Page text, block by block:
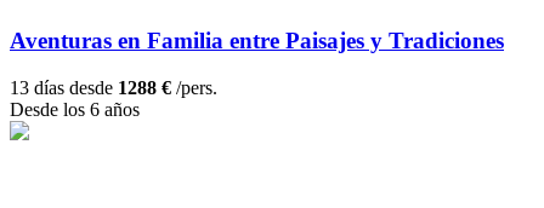
Aventuras en Familia entre Paisajes y Tradiciones
13 días desde 1288 € /pers.
Desde los 6 años